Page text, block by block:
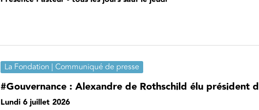
La Fondation | Communiqué de presse
#Gouvernance : Alexandre de Rothschild élu président
Lundi 6 juillet 2026